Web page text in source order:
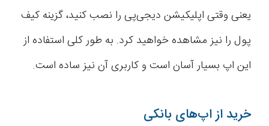
یعنی وقتی اپلیکیشن دیجی‌پی را نصب کنید، گزینه کیف
پول را نیز مشاهده خواهید کرد. به طور کلی استفاده از
این اپ بسیار آسان است و کاربری آن نیز ساده است.
خرید از اپ‌های بانکی